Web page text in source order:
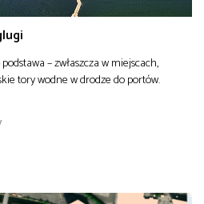
– zwłaszcza w miejscach,
tory wodne w drodze do portów.